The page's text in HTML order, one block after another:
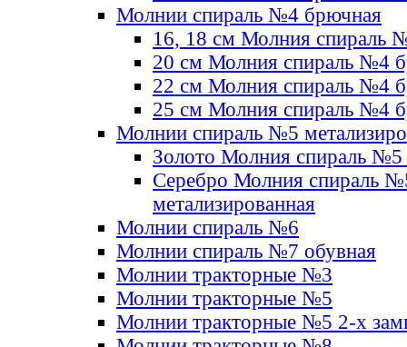
Молнии спираль №4 брючная
16, 18 см Молния спираль
20 см Молния спираль №4
22 см Молния спираль №4
25 см Молния спираль №4
Молнии спираль №5
Золото Молния спираль №5
Серебро Молния спираль
метализированная
Молнии спираль №6
Молнии спираль №7 обувная
Молнии тракторные №3
Молнии тракторные №5
Молнии тракторные №5 2-х